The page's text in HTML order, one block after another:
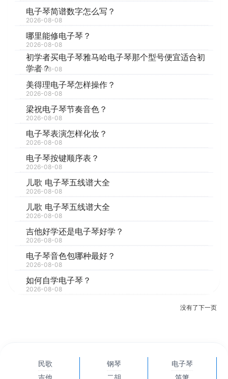
电子琴简谱数字怎么写？
2026-08-08
哪里能修电子琴？
2026-08-08
初学者买电子琴雅马哈电子琴那个型号便宜适合初
学者？
2026-08-08
美得理电子琴怎样操作？
2026-08-08
梁祝电子琴节奏音色？
2026-08-08
电子琴表演怎样化妆？
2026-08-08
电子琴按键顺序表？
2026-08-08
儿歌 电子琴五线谱大全
2026-08-08
儿歌 电子琴五线谱大全
2026-08-08
吉他好学还是电子琴好学？
2026-08-08
电子琴音色包哪种最好？
2026-08-08
如何自学电子琴？
2026-08-08
没有了下一页
民歌 钢琴
电子琴
吉他
二胡 笛箫